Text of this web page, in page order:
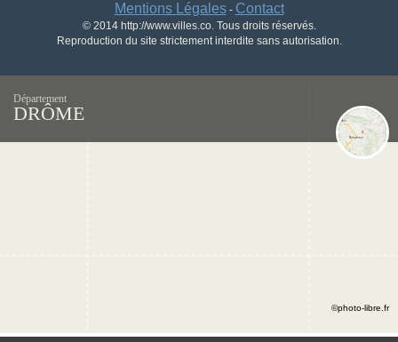
Mentions Légales- Contact
© 2014 http://www.villes.co. Tous droits réservés.
Reproduction du site strictement interdite sans autorisation.
Département
DRÔME
©photo-libre.fr